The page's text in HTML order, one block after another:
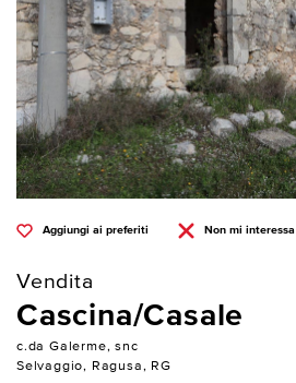
Aggiungi ai preferiti Non mi interessa
Vendita
Cascina/Casale
c.da Galerme, snc
Selvaggio, Ragusa, RG